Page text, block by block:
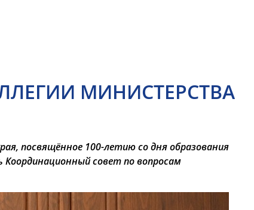
МИНИСТЕРСТВА
посвящённое 100-летию со дня образования
совет по вопросам